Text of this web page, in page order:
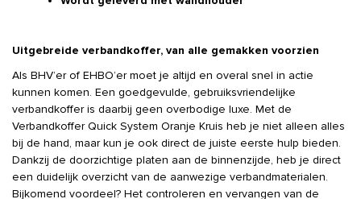
Uitgebreide verbandkoffer, van alle gemakken voorzien
Als BHV’er of EHBO’er moet je altijd en overal snel in actie
kunnen komen. Een goedgevulde, gebruiksvriendelijke
verbandkoffer is daarbij geen overbodige luxe. Met de
Verbandkoffer Quick System Oranje Kruis heb je niet alleen alles
bij de hand, maar kun je ook direct de juiste eerste hulp bieden.
Dankzij de doorzichtige platen aan de binnenzijde, heb je direct
een duidelijk overzicht van de aanwezige verbandmaterialen.
Bijkomend voordeel? Het controleren en vervangen van de